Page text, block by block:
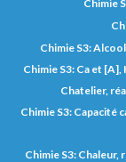
Chimie
Chimie S3:
Chimie S3: Ca et
Chatelier,
Chimie S3: Capacité
Chimie S3: